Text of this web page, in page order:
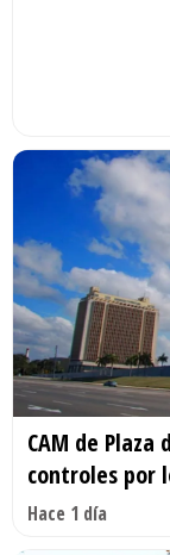
CAM de
controles por
Hace 1 día